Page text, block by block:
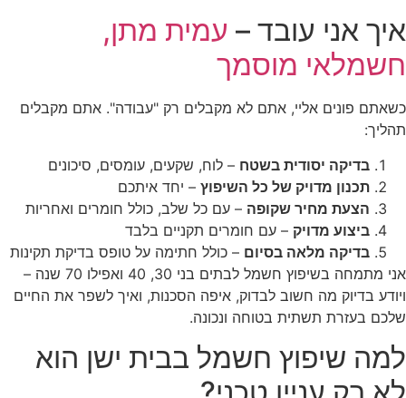
איך אני עובד – עמית מתן,
חשמלאי מוסמך
כשאתם פונים אליי, אתם לא מקבלים רק "עבודה". אתם מקבלים
תהליך:
בדיקה יסודית בשטח – לוח, שקעים, עומסים, סיכונים
תכנון מדויק של כל השיפוץ – יחד איתכם
הצעת מחיר שקופה – עם כל שלב, כולל חומרים ואחריות
ביצוע מדויק – עם חומרים תקניים בלבד
בדיקה מלאה בסיום – כולל חתימה על טופס בדיקת תקינות
אני מתמחה בשיפוץ חשמל לבתים בני 30, 40 ואפילו 70 שנה –
ויודע בדיוק מה חשוב לבדוק, איפה הסכנות, ואיך לשפר את החיים
שלכם בעזרת תשתית בטוחה ונכונה.
למה שיפוץ חשמל בבית ישן הוא